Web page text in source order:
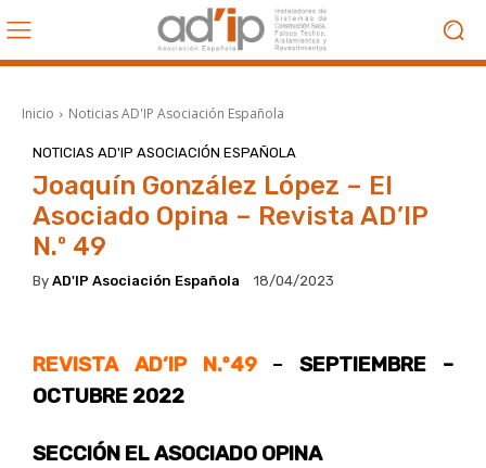
Inicio Noticias AD'IP Asociación Española
NOTICIAS AD'IP ASOCIACIÓN ESPAÑOLA
Joaquín González López – El
Asociado Opina – Revista AD’IP
N.º 49
By AD'IP Asociación Española 18/04/2023
REVISTA AD’IP N.º49 –SEPTIEMBRE –
OCTUBRE 2022
SECCIÓN EL ASOCIADO OPINA